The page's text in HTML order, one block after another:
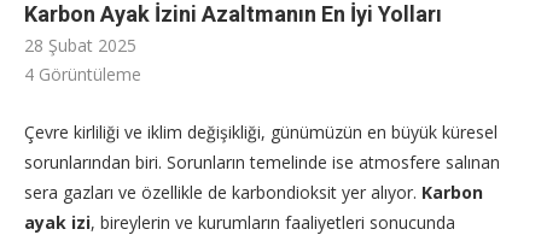
Karbon Ayak İzini Azaltmanın En İyi Yolları
28 Şubat 2025
4 Görüntüleme
Çevre kirliliği ve iklim değişikliği, günümüzün en büyük küresel
sorunlarından biri. Sorunların temelinde ise atmosfere salınan
sera gazları ve özellikle de karbondioksit yer alıyor. Karbon
ayak izi, bireylerin ve kurumların faaliyetleri sonucunda